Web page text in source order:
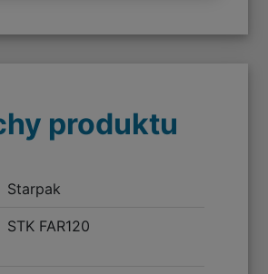
produktu
Starpak
STK FAR120